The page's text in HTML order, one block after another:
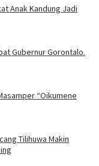
Anak Kandung Jadi
Gubernur Gorontalo.
“Oikumene
Tilihuwa Makin